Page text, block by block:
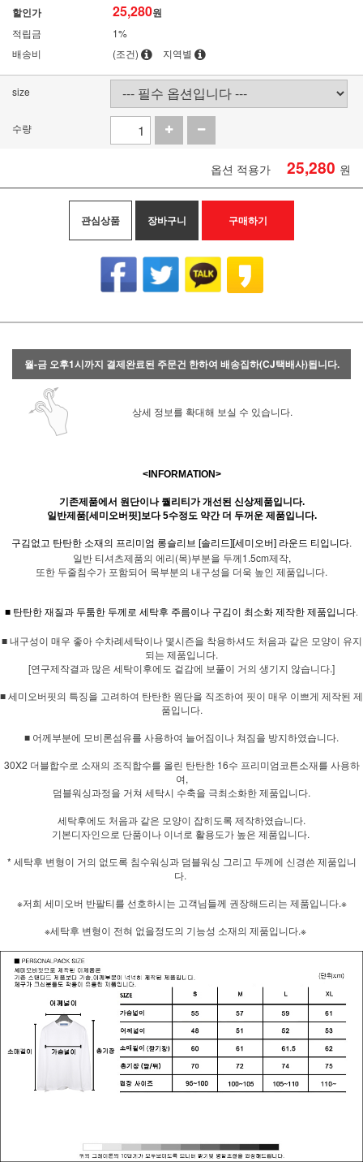
할인가 25,280원
적립금
1%
배송비
(조건) 지역별
size
수량
옵션 적용가 25,280 원
관심상품 장바구니 구매하기
월-금 오후1시까지 결제완료된 주문건 한하여 배송집하(CJ택배사)됩니다.
상세 정보를 확대해 보실 수 있습니다.
<INFORMATION>
기존제품에서 원단이나 퀄리티가 개선된 신상제품입니다.
일반제품[세미오버핏]보다 5수정도 약간 더 두꺼운 제품입니다.
구김없고 탄탄한 소재의 프리미엄 롱슬리브 [솔리드][세미오버] 라운드 티입니다.
일반 티셔츠제품의 에리(목)부분을 두께1.5cm제작,
또한 두줄침수가 포함되어 목부분의 내구성을 더욱 높인 제품입니다.
■ 탄탄한 재질과 두툼한 두께로 세탁후 주름이나 구김이 최소화 제작한 제품입니다.
■ 내구성이 매우 좋아 수차례세탁이나 몇시즌을 착용하셔도 처음과 같은 모양이 유지
되는 제품입니다.
[연구제작결과 많은 세탁이후에도 겉감에 보풀이 거의 생기지 않습니다.]
■ 세미오버핏의 특징을 고려하여 탄탄한 원단을 직조하여 핏이 매우 이쁘게 제작된 제
품입니다.
■ 어께부분에 모비론섬유를 사용하여 늘어짐이나 쳐짐을 방지하였습니다.
30X2 더블합수로 소재의 조직합수를 올린 탄탄한 16수 프리미엄코튼소재를 사용하
여,
덤블워싱과정을 거쳐 세탁시 수축을 극최소화한 제품입니다.
세탁후에도 처음과 같은 모양이 잡히도록 제작하였습니다.
기본디자인으로 단품이나 이너로 활용도가 높은 제품입니다.
* 세탁후 변형이 거의 없도록 침수워싱과 덤블워싱 그리고 두께에 신경쓴 제품입니
다.
※저희 세미오버 반팔티를 선호하시는 고객님들께 권장해드리는 제품입니다.※
※세탁후 변형이 전혀 없을정도의 기능성 소재의 제품입니다.※